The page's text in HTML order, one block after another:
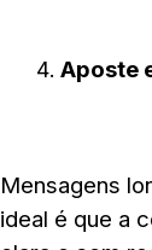
Aposte
Mensagens
ideal é que a